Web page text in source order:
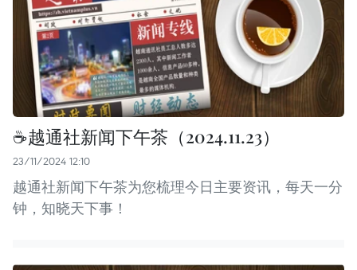
☕️越通社新闻下午茶（2024.11.23）
23/11/2024 12:10
越通社新闻下午茶为您梳理今日主要资讯，每天一分
钟，知晓天下事！